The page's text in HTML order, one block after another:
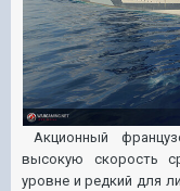
Акционный
высокую скорость
уровне и редкий для